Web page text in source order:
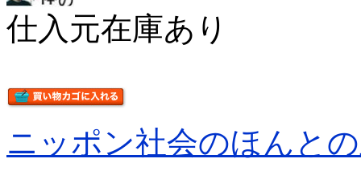
仕入元在庫あり
ニッポン社会のほんと